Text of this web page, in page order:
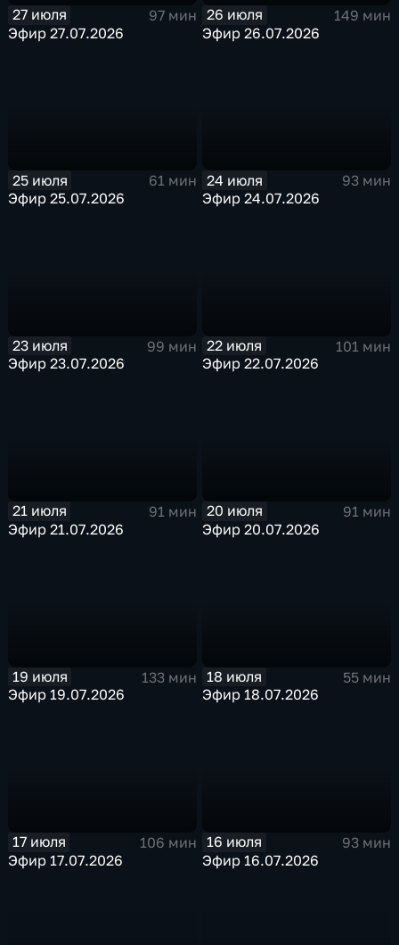
27 июля
97 мин
Эфир 27.07.2026
26 июля
149 мин
Эфир 26.07.2026
25 июля
61 мин
Эфир 25.07.2026
24 июля
93 мин
Эфир 24.07.2026
23 июля
99 мин
Эфир 23.07.2026
22 июля
101 мин
Эфир 22.07.2026
21 июля
91 мин
Эфир 21.07.2026
20 июля
91 мин
Эфир 20.07.2026
19 июля
133 мин
Эфир 19.07.2026
18 июля
55 мин
Эфир 18.07.2026
17 июля
106 мин
Эфир 17.07.2026
16 июля
93 мин
Эфир 16.07.2026